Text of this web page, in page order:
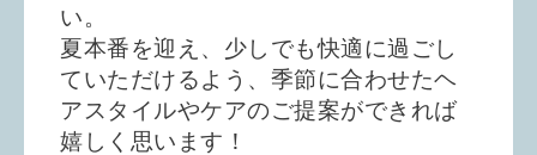
い。
夏本番を迎え、少しでも快適に過ごし
ていただけるよう、季節に合わせたヘ
アスタイルやケアのご提案ができれば
嬉しく思います！